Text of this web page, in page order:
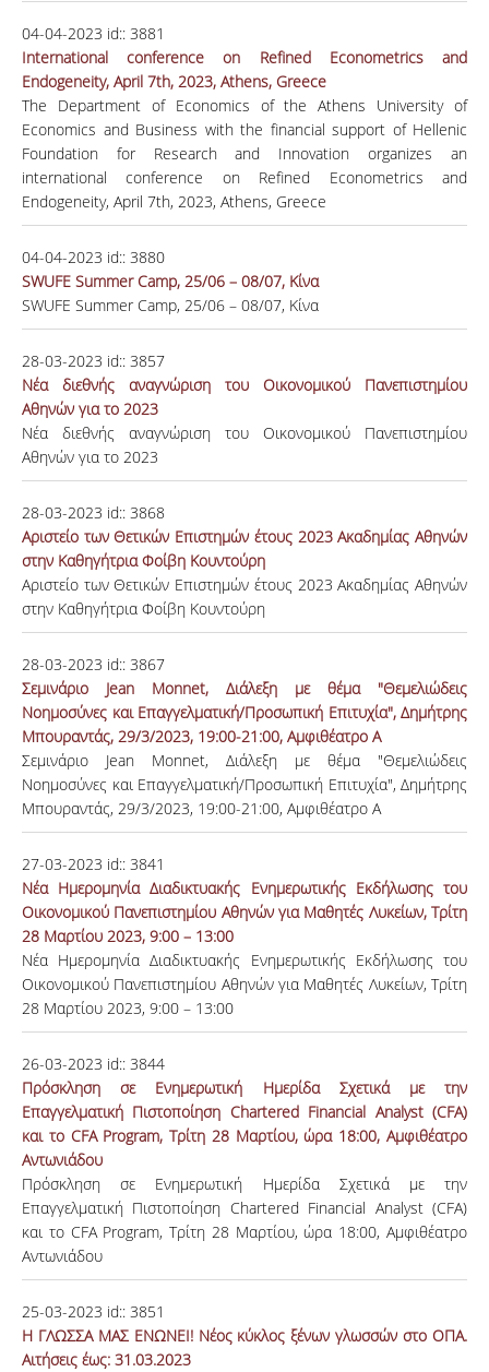
04-04-2023 id:: 3881
International conference on Refined Econometrics and
Endogeneity, April 7th, 2023, Athens, Greece
The Department of Economics of the Athens University of
Economics and Business with the financial support of Hellenic
Foundation for Research and Innovation organizes an
international conference on Refined Econometrics and
Endogeneity, April 7th, 2023, Athens, Greece
04-04-2023 id:: 3880
SWUFE Summer Camp, 25/06 – 08/07, Κίνα
SWUFE Summer Camp, 25/06 – 08/07, Κίνα
28-03-2023 id:: 3857
Νέα διεθνής αναγνώριση του Οικονομικού Πανεπιστημίου
Αθηνών για το 2023
Νέα διεθνής αναγνώριση του Οικονομικού Πανεπιστημίου
Αθηνών για το 2023
28-03-2023 id:: 3868
Αριστείο των Θετικών Επιστημών έτους 2023 Ακαδημίας Αθηνών
στην Καθηγήτρια Φοίβη Κουντούρη
Αριστείο των Θετικών Επιστημών έτους 2023 Ακαδημίας Αθηνών
στην Καθηγήτρια Φοίβη Κουντούρη
28-03-2023 id:: 3867
Σεμινάριο Jean Monnet, Διάλεξη με θέμα "Θεμελιώδεις
Νοημοσύνες και Επαγγελματική/Προσωπική Επιτυχία", Δημήτρης
Μπουραντάς, 29/3/2023, 19:00-21:00, Αμφιθέατρο A
Σεμινάριο Jean Monnet, Διάλεξη με θέμα "Θεμελιώδεις
Νοημοσύνες και Επαγγελματική/Προσωπική Επιτυχία", Δημήτρης
Μπουραντάς, 29/3/2023, 19:00-21:00, Αμφιθέατρο A
27-03-2023 id:: 3841
Νέα Ημερομηνία Διαδικτυακής Ενημερωτικής Εκδήλωσης του
Οικονομικού Πανεπιστημίου Αθηνών για Μαθητές Λυκείων, Τρίτη
28 Μαρτίου 2023, 9:00 – 13:00
Νέα Ημερομηνία Διαδικτυακής Ενημερωτικής Εκδήλωσης του
Οικονομικού Πανεπιστημίου Αθηνών για Μαθητές Λυκείων, Τρίτη
28 Μαρτίου 2023, 9:00 – 13:00
26-03-2023 id:: 3844
Πρόσκληση σε Ενημερωτική Ημερίδα Σχετικά με την
Επαγγελματική Πιστοποίηση Chartered Financial Analyst (CFA)
και το CFA Program, Τρίτη 28 Μαρτίου, ώρα 18:00, Αμφιθέατρο
Αντωνιάδου
Πρόσκληση σε Ενημερωτική Ημερίδα Σχετικά με την
Επαγγελματική Πιστοποίηση Chartered Financial Analyst (CFA)
και το CFA Program, Τρίτη 28 Μαρτίου, ώρα 18:00, Αμφιθέατρο
Αντωνιάδου
25-03-2023 id:: 3851
Η ΓΛΩΣΣΑ ΜΑΣ ΕΝΩΝΕΙ! Νέος κύκλος ξένων γλωσσών στο ΟΠΑ.
Αιτήσεις έως: 31.03.2023